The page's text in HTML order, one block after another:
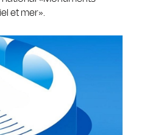
et mer».